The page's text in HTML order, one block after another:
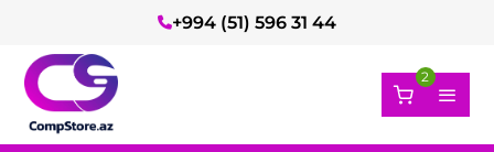
+994 (51) 596 31 44
2